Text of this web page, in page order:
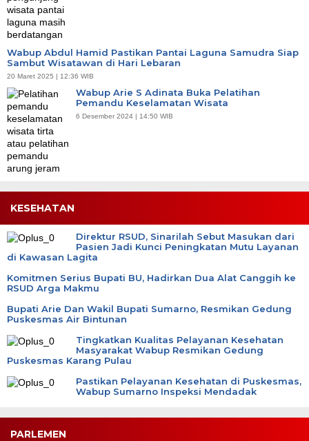
Wabup Abdul Hamid Pastikan Pantai Laguna Samudra Siap
Sambut Wisatawan di Hari Lebaran
20 Maret 2025 | 12:36 WIB
Wabup Arie S Adinata Buka Pelatihan
Pemandu Keselamatan Wisata
6 Desember 2024 | 14:50 WIB
KESEHATAN
Direktur RSUD, Sinarilah Sebut Masukan dari
Pasien Jadi Kunci Peningkatan Mutu Layanan
di Kawasan Lagita
Komitmen Serius Bupati BU, Hadirkan Dua Alat Canggih ke
RSUD Arga Makmu
Bupati Arie Dan Wakil Bupati Sumarno, Resmikan Gedung
Puskesmas Air Bintunan
Tingkatkan Kualitas Pelayanan Kesehatan
Masyarakat Wabup Resmikan Gedung
Puskesmas Karang Pulau
Pastikan Pelayanan Kesehatan di Puskesmas,
Wabup Sumarno Inspeksi Mendadak
PARLEMEN